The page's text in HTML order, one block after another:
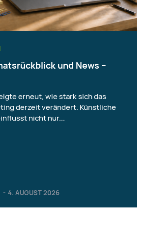
und News –
- 4. AUGUST 2026
erneut, wie stark sich das
derzeit verändert. Künstliche
nicht nur...